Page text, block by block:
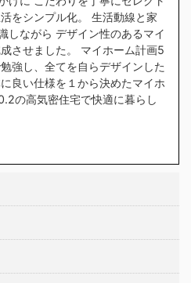
は ヨハク簡単に言うと
スキマの無い家です 普
通に ...
をシンプル化。 生活動線と家
しながら デザイン性のあるマイ
させました。 マイホーム計画5
強し、全てを自らデザインした
良い仕様を１から決めたマイホ
の高気密住宅で快適に暮らし